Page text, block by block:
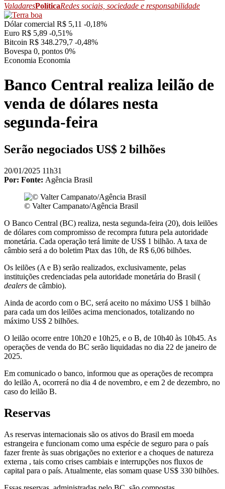
ValadaresPolíticaRedes sociais, sociedade e responsabilidade
Dólar comercial R$ 5,11 -0,18%
Euro R$ 5,89 -0,51%
Bitcoin R$ 348.279,7 -0,48%
Bovespa 0, pontos 0%
Economia Economia
Banco Central realiza leilão de
venda de dólares nesta
segunda-feira
Serão negociados US$ 2 bilhões
20/01/2025 11h31
Por: Fonte: Agência Brasil
© Valter Campanato/Agência Brasil
O Banco Central (BC) realiza, nesta segunda-feira (20), dois leilões
de dólares com compromisso de recompra futura pela autoridade
monetária. Cada operação terá limite de US$ 1 bilhão. A taxa de
câmbio será a do boletim Ptax das 10h, de R$ 6,06 bilhões.
Os leilões (A e B) serão realizados, exclusivamente, pelas
instituições credenciadas pela autoridade monetária do Brasil (
dealers de câmbio).
Ainda de acordo com o BC, será aceito no máximo US$ 1 bilhão
para cada um dos leilões acima mencionados, totalizando no
máximo US$ 2 bilhões.
O leilão ocorre entre 10h20 e 10h25, e o B, de 10h40 às 10h45. As
operações de venda do BC serão liquidadas no dia 22 de janeiro de
2025.
Em comunicado o banco, informou que as operações de recompra
do leilão A, ocorrerá no dia 4 de novembro, e em 2 de dezembro, no
caso do leilão B.
Reservas
As reservas internacionais são os ativos do Brasil em moeda
estrangeira e funcionam como uma espécie de seguro para o país
fazer frente às suas obrigações no exterior e a choques de natureza
externa , tais como crises cambiais e interrupções nos fluxos de
capital para o país. Atualmente, elas somam quase US$ 330 bilhões.